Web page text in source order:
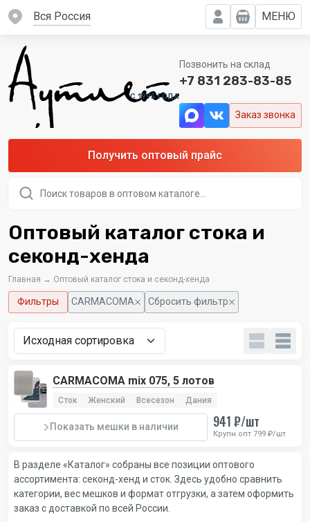
вся Россия МЕНЮ
C 1995 ГОДА
Позвонить на склад
+7 831 283-83-85
Заказ звонка
Получить оптовый прайс
товаров
Оптовый каталог стока и
секонд-хенда
Главная → Оптовый каталог стока и секонд-хенда
Фильтры CARMACOMA Сбросить фильтр
CARMACOMA mix 075, 5 лотов
Сток Женский Всесезон Дания
Показать мешки в наличии 941 ₽/шт
Крупн.опт 799 ₽/шт
В разделе «Каталог» собраны все позиции оптового
ассортимента: секонд-хенд и сток. Здесь удобно сравнить
категории, вес мешков и формат отгрузки, а затем оформить
заказ с доставкой по всей России.